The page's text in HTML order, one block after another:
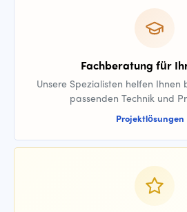
Fachberatung für
Unsere Spezialisten helfen Ihnen
passenden Technik und
Projektlösungen